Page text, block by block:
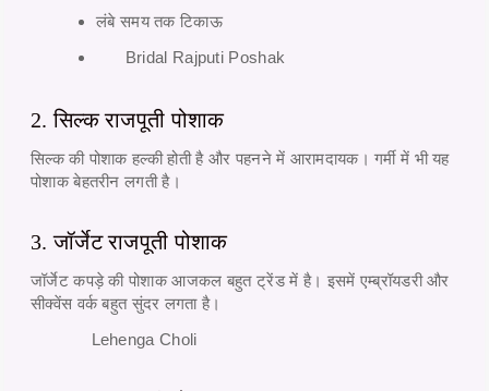
लंबे समय तक टिकाऊ
Bridal Rajputi Poshak
2. सिल्क राजपूती पोशाक
सिल्क की पोशाक हल्की होती है और पहनने में आरामदायक। गर्मी में भी यह
पोशाक बेहतरीन लगती है।
3. जॉर्जेट राजपूती पोशाक
जॉर्जेट कपड़े की पोशाक आजकल बहुत ट्रेंड में है। इसमें एम्ब्रॉयडरी और
सीक्वेंस वर्क बहुत सुंदर लगता है।
Lehenga Choli